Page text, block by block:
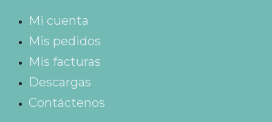
Mi cuenta
Mis pedidos
Mis facturas
Descargas
Contáctenos